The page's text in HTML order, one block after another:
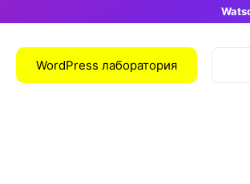
WordPress лаборатория